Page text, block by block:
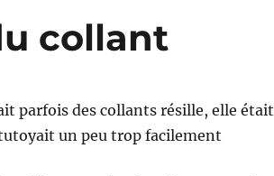
collant
parfois des collants résille, elle était
un peu trop facilement